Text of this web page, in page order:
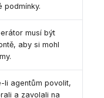
podmínky.
musí být
aby si mohl
li agentům povolit,
a zavolali na